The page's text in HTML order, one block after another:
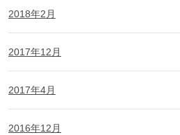
2018年2月
2017年12月
2017年4月
2016年12月